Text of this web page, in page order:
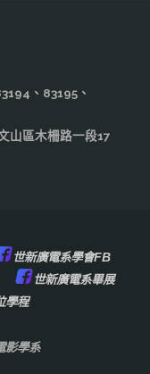
、83195、
區木柵路一段17
世新廣電系學會FB
世新廣電系畢展
學程
影學系